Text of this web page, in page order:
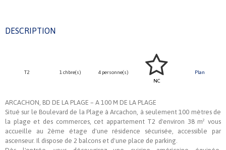
DESCRIPTION
T2 1 chbre(s)
4 personne(s)
NC
Plan
ARCACHON, BD DE LA PLAGE – A 100 M DE LA PLAGE
Situé sur le Boulevard de la Plage à Arcachon, à seulement 100 mètres de
la plage et des commerces, cet appartement T2 d'environ 38 m² vous
accueille au 2ème étage d'une résidence sécurisée, accessible par
ascenseur. Il dispose de 2 balcons et d'une place de parking.